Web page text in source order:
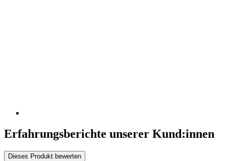
Erfahrungsberichte unserer Kund:innen
Dieses Produkt bewerten